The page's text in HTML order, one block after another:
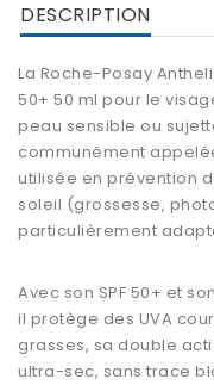
DESCRIPTION
La Roche-Posay
50+ 50 ml pour le
peau sensible ou
communément
utilisée en prévention
soleil (grossesse,
particulièrement
Avec son SPF 50+ et
il protège des UVA
grasses, sa double
ultra-sec, sans trace